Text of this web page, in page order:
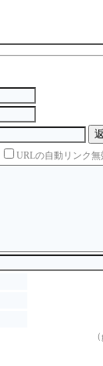
URLの自動リンク無